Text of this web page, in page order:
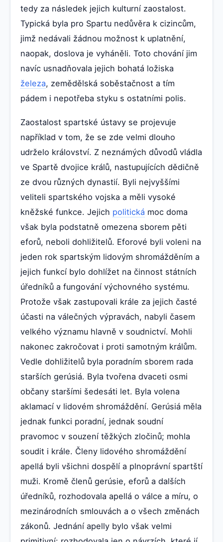
tedy za následek jejich kulturní zaostalost.
Typická byla pro Spartu nedůvěra k cizincům,
jimž nedávali žádnou možnost k uplatnění,
naopak, doslova je vyháněli. Toto chování jim
navíc usnadňovala jejich bohatá ložiska
železa, zemědělská soběstačnost a tím
pádem i nepotřeba styku s ostatními polis.
Zaostalost spartské ústavy se projevuje
například v tom, že se zde velmi dlouho
udrželo království. Z neznámých důvodů vládla
ve Spartě dvojice králů, nastupujících dědičně
ze dvou různých dynastií. Byli nejvyššími
veliteli spartského vojska a měli vysoké
kněžské funkce. Jejich politická moc doma
však byla podstatně omezena sborem pěti
eforů, neboli dohližitelů. Eforové byli voleni na
jeden rok spartským lidovým shromážděním a
jejich funkcí bylo dohlížet na činnost státních
úředníků a fungování výchovného systému.
Protože však zastupovali krále za jejich časté
účasti na válečných výpravách, nabyli časem
velkého významu hlavně v soudnictví. Mohli
nakonec zakročovat i proti samotným králům.
Vedle dohližitelů byla poradním sborem rada
starších gerúsiá. Byla tvořena dvaceti osmi
občany staršími šedesáti let. Byla volena
aklamací v lidovém shromáždění. Gerúsiá měla
jednak funkci poradní, jednak soudní
pravomoc v souzení těžkých zločinů; mohla
soudit i krále. Členy lidového shromáždění
apellá byli všichni dospělí a plnoprávní spartští
muži. Kromě členů gerúsie, eforů a dalších
úředníků, rozhodovala apellá o válce a míru, o
mezinárodních smlouvách a o všech změnách
zákonů. Jednání apelly bylo však velmi